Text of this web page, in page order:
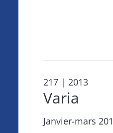
217 | 2013
Varia
Janvier-mars